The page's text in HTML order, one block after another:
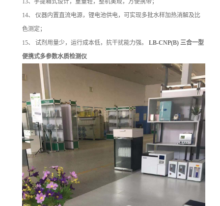
14、
仪器内置直流电源，锂电池供电，可实现多批水样加热消解及比
色测定；
15、 试剂用量少，运行成本低，抗干扰能力强。 LB-CNP(B) 三合一型
便携式多参数水质检测仪